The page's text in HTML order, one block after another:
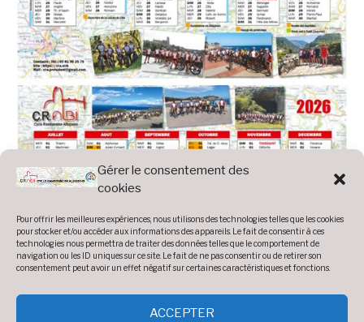
Gérer le consentement des
cookies
Pour offrir les meilleures expériences, nous utilisons des technologies telles que les cookies
pour stocker et/ou accéder aux informations des appareils. Le fait de consentir à ces
technologies nous permettra de traiter des données telles que le comportement de
navigation ou les ID uniques sur ce site. Le fait de ne pas consentir ou de retirer son
consentement peut avoir un effet négatif sur certaines caractéristiques et fonctions.
ACCEPTER